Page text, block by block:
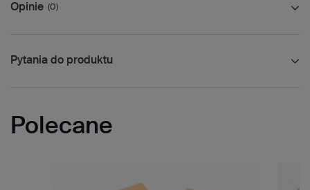
Opinie (0)
Pytania do produktu
Polecane